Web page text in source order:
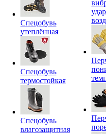
Спецобувь
утеплённая
Спецобувь
термостойкая
Спецобувь
влагозащитная